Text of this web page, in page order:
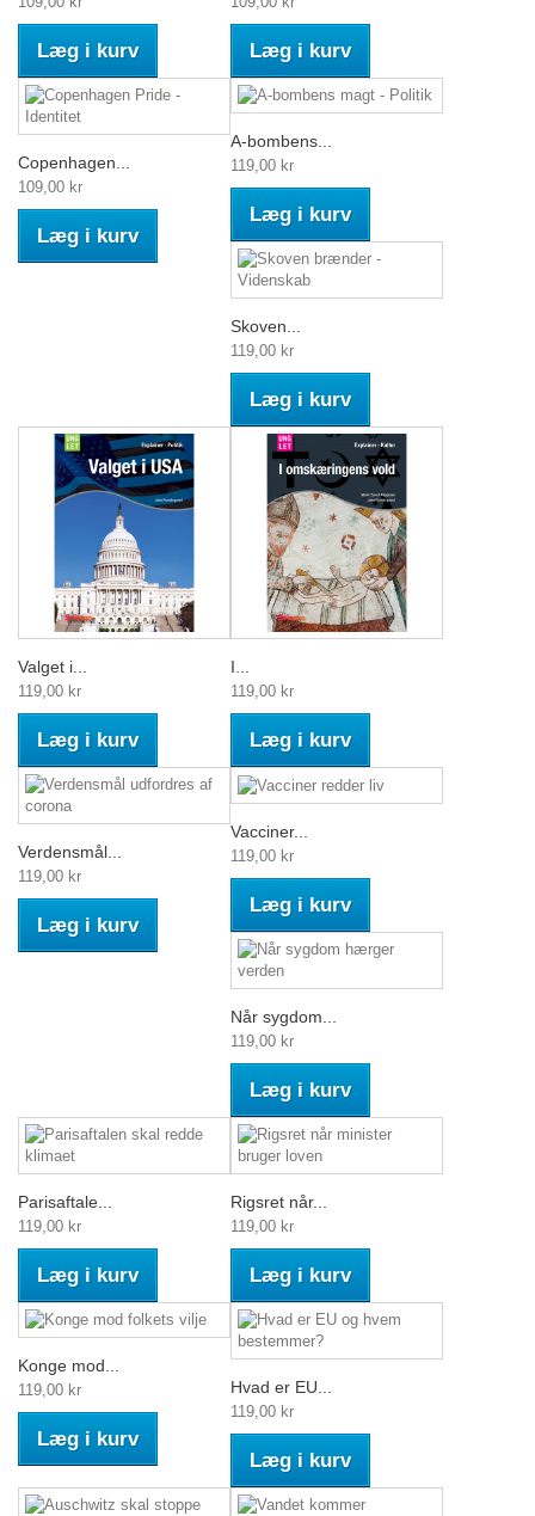
Læg i kurv Læg i kurv
Copenhagen...
109,00 kr
Læg i kurv
A-bombens...
119,00 kr
Læg i kurv
Skoven...
119,00 kr
Læg i kurv
Valget i...
119,00 kr
Læg i kurv
I...
119,00 kr
Læg i kurv
Verdensmål...
119,00 kr
Læg i kurv
Vacciner...
119,00 kr
Læg i kurv
Når sygdom...
119,00 kr
Læg i kurv
Parisaftale...
119,00 kr
Læg i kurv
Rigsret når...
119,00 kr
Læg i kurv
Konge mod...
119,00 kr
Læg i kurv
Hvad er EU...
119,00 kr
Læg i kurv